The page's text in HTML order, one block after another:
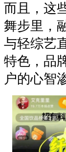
而且，这
舞步里，
与轻综艺
特色，品
户的心智